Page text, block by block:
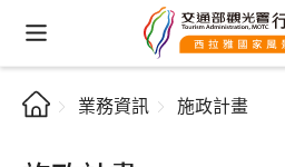
業務資訊 施政計畫